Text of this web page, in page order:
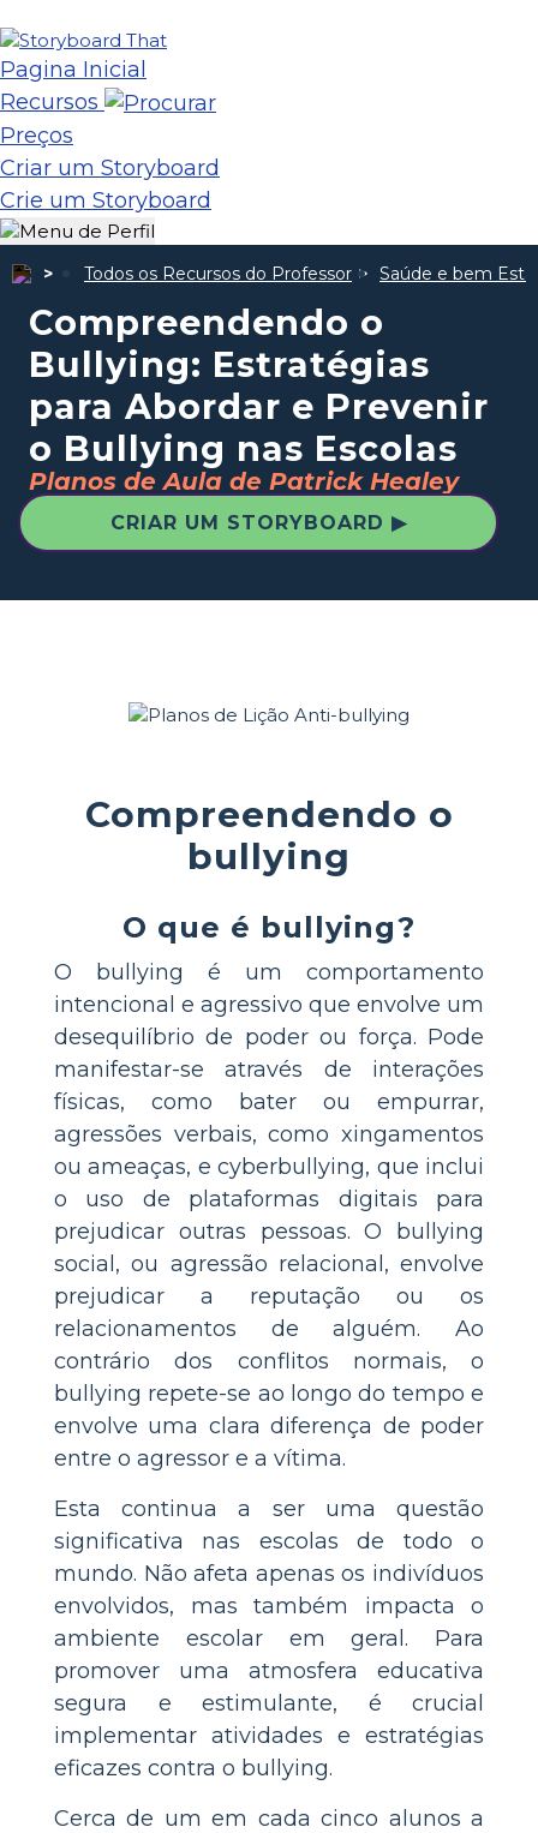
Pagina Inicial
Recursos
Preços
Criar um Storyboard
Crie um Storyboard
Todos os Recursos do Professor Saúde e bem
Compreendendo o
Bullying: Estratégias
para Abordar e Prevenir
o Bullying nas Escolas
Planos de Aula de Patrick Healey
CRIAR UM STORYBOARD ▶
Compreendendo o
bullying
O que é bullying?
O bullying é um comportamento
intencional e agressivo que envolve um
desequilíbrio de poder ou força. Pode
manifestar-se através de interações
físicas, como bater ou empurrar,
agressões verbais, como xingamentos
ou ameaças, e cyberbullying, que inclui
o uso de plataformas digitais para
prejudicar outras pessoas. O bullying
social, ou agressão relacional, envolve
prejudicar a reputação ou os
relacionamentos de alguém. Ao
contrário dos conflitos normais, o
bullying repete-se ao longo do tempo e
envolve uma clara diferença de poder
entre o agressor e a vítima.
Esta continua a ser uma questão
significativa nas escolas de todo o
mundo. Não afeta apenas os indivíduos
envolvidos, mas também impacta o
ambiente escolar em geral. Para
promover uma atmosfera educativa
segura e estimulante, é crucial
implementar atividades e estratégias
eficazes contra o bullying.
Cerca de um em cada cinco alunos a